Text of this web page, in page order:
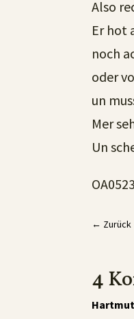
Also
Er hot
noch
oder
un
Mer
Un
OA0523
← Zurück
4